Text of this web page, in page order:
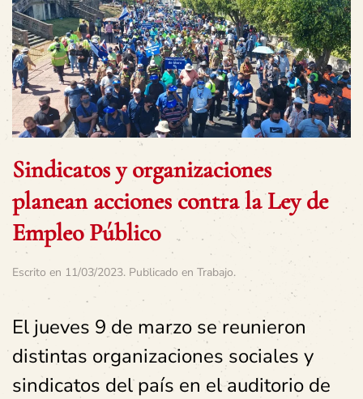
Sindicatos y organizaciones
planean acciones contra la Ley de
Empleo Público
Escrito en 11/03/2023. Publicado en Trabajo.
El jueves 9 de marzo se reunieron
distintas organizaciones sociales y
sindicatos del país en el auditorio de